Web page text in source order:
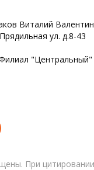
Виталий
ул. д.8-43
При